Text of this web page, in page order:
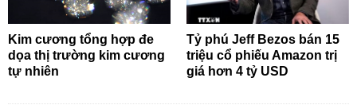
Kim cương tổng hợp đe
dọa thị trường kim cương
tự nhiên
Tỷ phú Jeff Bezos bán 15
triệu cổ phiếu Amazon trị
giá hơn 4 tỷ USD